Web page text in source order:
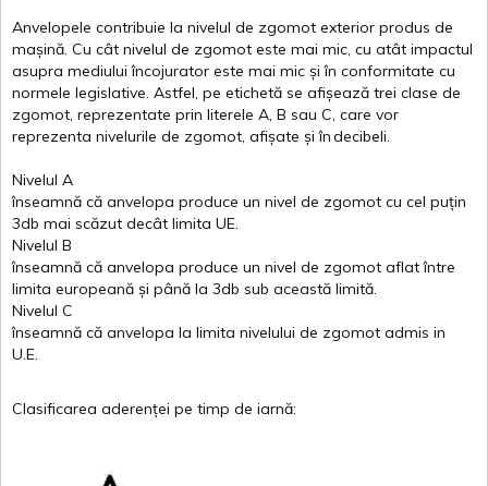
Anvelopele contribuie la nivelul de zgomot exterior produs de
mașină. Cu cât nivelul de zgomot este mai mic, cu atât impactul
asupra mediului încojurator este mai mic și în conformitate cu
normele legislative. Astfel, pe etichetă se afișează trei clase de
zgomot, reprezentate prin literele A, B sau C, care vor
reprezenta nivelurile de zgomot, afișate și îndecibeli.
Nivelul A
înseamnă că anvelopa produce un nivel de zgomot cu cel puțin
3db mai scăzut decât limita UE.
Nivelul B
înseamnă că anvelopa produce un nivel de zgomot aflat între
limita europeană și până la 3db sub această limită.
Nivelul C
înseamnă că anvelopa la limita nivelului de zgomot admis in
U.E.
Clasificarea aderenței pe timp de iarnă: